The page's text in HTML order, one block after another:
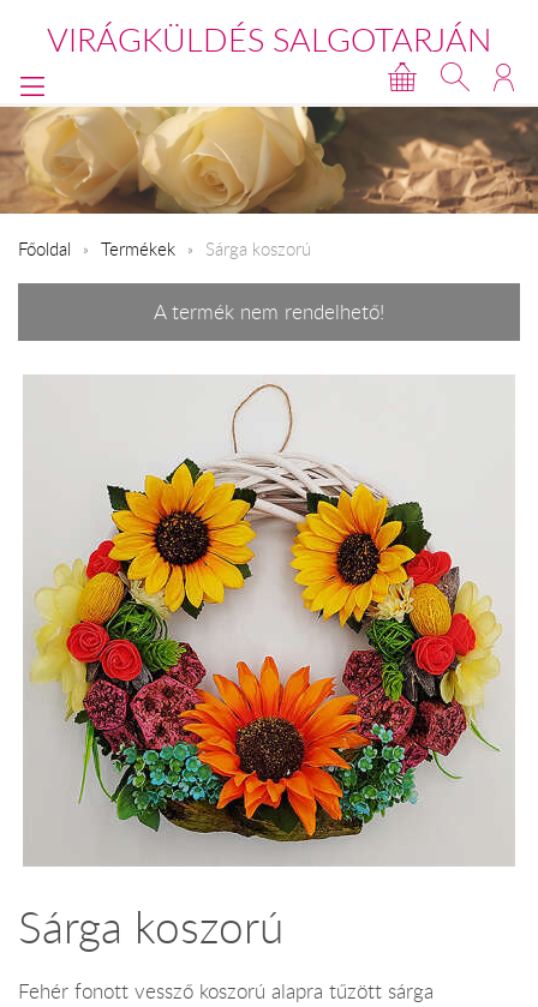
VIRÁGKÜLDÉS SALGOTARJÁN
Főoldal Termékek Sárga koszorú
A termék nem rendelhető!
Sárga koszorú
Fehér fonott vessző koszorú alapra tűzött sárga